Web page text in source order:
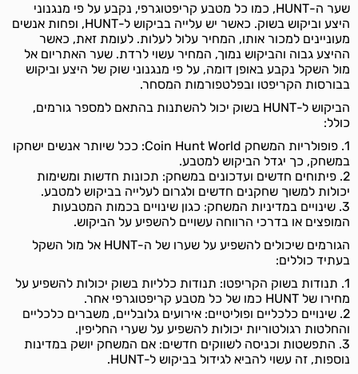
שער ה-HUNT, כמו כל מטבע קריפטוגרפי, נקבע על פי מנגנוני
היצע וביקוש בשוק. כאשר יש עלייה בביקוש ל-HUNT, ופחות אנשים
מעוניינים למכור אותו, המחיר עלול לעלות. לעומת זאת, כאשר
ההיצע גבוה והביקוש נמוך, המחיר עשוי לרדת. שער האתריום אל
מול השקל נקבע באופן דומה, על פי מנגנוני שוק של היצע וביקוש
בבורסות הקריפטו ובפלטפורמות המסחר.
הביקוש ל-HUNT בשוק יכול להשתנות בהתאם למספר גורמים,
כולל:
1. פופולריות המשחק Coin Hunt World: ככל שיותר אנשים ישחקו
במשחק, כך יגדל הביקוש למטבע.
2. פיתוחים חדשים ועדכונים במשחק: תכונות חדשות ומשימות
יכולות למשוך שחקנים חדשים ולגרום לעלייה בביקוש למטבע.
3. שינויים במדיניות המשחק: כגון שינויים בכמות המטבעות
המופצים או בדרכי הרווחה עשויים להשפיע על הביקוש.
הגורמים שיכולים להשפיע על שערו של ה-HUNT אל מול השקל
בעתיד כוללים:
1. תנודות בשוק הקריפטו: תנודות כלליות בשוק יכולות להשפיע על
מחירו של HUNT כמו של כל מטבע קריפטוגרפי אחר.
2. שינויים כלכליים ופוליטיים: אירועים גלובליים, משברים כלכליים
והחלטות רגולטוריות יכולות להשפיע על שערי החליפין.
3. התפשטות וכניסה לשווקים חדשים: אם המשחק יושק במדינות
נוספות, זה עשוי להביא לגידול בביקוש ל-HUNT.